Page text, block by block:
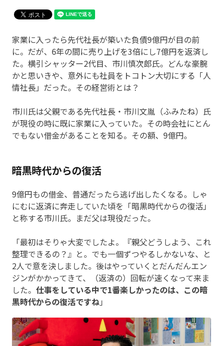
家業に入ったら先代社長が築いた負債9億円が目の前
に。だが、6年の間に売り上げを3倍にし7億円を返済し
た。横引シャッター2代目、市川慎次郎氏。どんな豪腕
かと思いきや、意外にも社員をトコトン大切にする「人
情社長」だった。その経営術とは？
市川氏は父親である先代社長・市川文胤（ふみたね）氏
が現役の時に既に家業に入っていた。その時会社にとん
でもない借金があることを知る。その額、9億円。
暗黒時代からの復活
9億円もの借金、普通だったら逃げ出したくなる。しゃ
にむに返済に奔走していた頃を「暗黒時代からの復活」
と称する市川氏。まだ父は現役だった。
「最初はそりゃ大変でしたよ。『親父どうしよう、これ
整理できるの？』と。でも一個ずつやるしかないな、と
2人で意を決しました。後はやっていくとだんだんエン
ジンがかかってきて、（返済の）回転が速くなって来ま
した。 仕事をしている中で1番楽しかったのは、この暗
黒時代からの復活ですね」